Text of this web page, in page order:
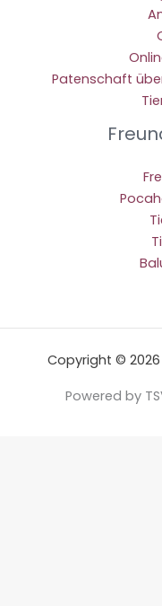
Patenschaft
Copyright © 2026
Powered by